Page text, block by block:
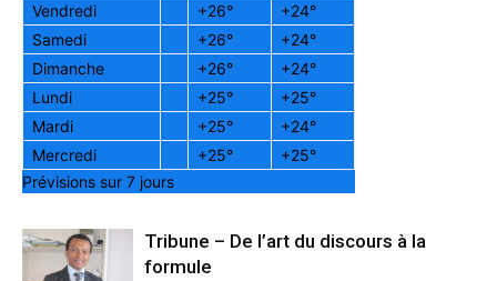
Vendredi
+26° +24°
Samedi
+26° +24°
Dimanche
+26° +24°
Lundi
+25° +25°
Mardi
+25° +24°
Mercredi
+25° +25°
Prévisions sur 7 jours
Tribune – De l’art du discours à la
formule